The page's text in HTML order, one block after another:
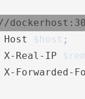
Host $host ;
X-Real-IP
X-Forwarded-